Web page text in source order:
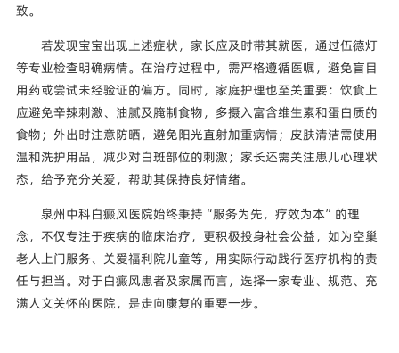
致。
若发现宝宝出现上述症状，家长应及时带其就医，通过伍德灯
等专业检查明确病情。在治疗过程中，需严格遵循医嘱，避免盲目
用药或尝试未经验证的偏方。同时，家庭护理也至关重要：饮食上
应避免辛辣刺激、油腻及腌制食物，多摄入富含维生素和蛋白质的
食物；外出时注意防晒，避免阳光直射加重病情；皮肤清洁需使用
温和洗护用品，减少对白斑部位的刺激；家长还需关注患儿心理状
态，给予充分关爱，帮助其保持良好情绪。
泉州中科白癜风医院始终秉持“服务为先，疗效为本”的理
念，不仅专注于疾病的临床治疗，更积极投身社会公益，如为空巢
老人上门服务、关爱福利院儿童等，用实际行动践行医疗机构的责
任与担当。对于白癜风患者及家属而言，选择一家专业、规范、充
满人文关怀的医院，是走向康复的重要一步。